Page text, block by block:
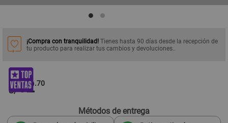
¡Compra con tranquilidad! Tienes hasta 90 días desde la recepción de
tu producto para realizar tus cambios y devoluciones..
S/12.70
Métodos de entrega